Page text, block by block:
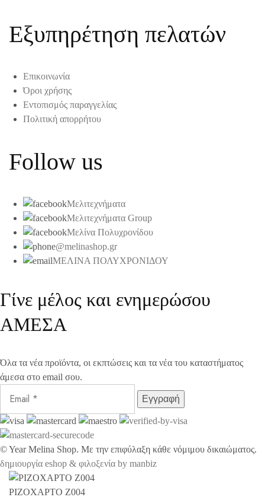
Εξυπηρέτηση πελατών
Επικοινωνία
Όροι χρήσης
Εντοπισμός παραγγελίας
Πολιτική απορρήτου
Follow us
Μελιτεχνήματα
Μελιτεχνήματα Group
Μελίνα Πολυχρονίδου
@melinashop.gr
ΜΕΛΙΝΑ ΠΟΛΥΧΡΟΝΙΔΟΥ
Γίνε μέλος και ενημερώσου
ΑΜΕΣΑ
Όλα τα νέα προϊόντα, οι εκπτώσεις και τα νέα του καταστήματος
άμεσα στο email σου.
©YearMelina Shop. Με την επιφύλαξη κάθε νόμιμου δικαιώματος.
δημιουργία eshop & φιλοξενία by manbiz
ΡΙΖΟΧΑΡΤΟ Z004